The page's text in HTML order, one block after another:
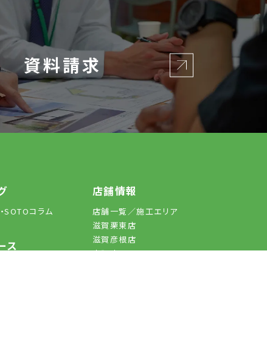
滋賀栗東店
滋賀彦根店
京阪店
資料請求
SOTOコラム
ス
店舗情報
店舗一覧／施工エリア
滋賀栗東店
滋賀彦根店
京阪店